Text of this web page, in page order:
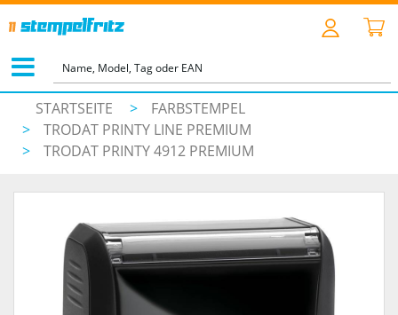
STARTSEITE >
FARBSTEMPEL
>
TRODAT PRINTY LINE PREMIUM
>
TRODAT PRINTY 4912 PREMIUM